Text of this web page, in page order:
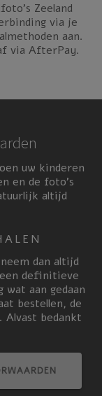
Zeeland
via je
aan.
via AfterPay.
uw kinderen
en de foto’s
altijd
dan altijd
definitieve
wat aan gedaan
bestellen, de
Alvast bedankt